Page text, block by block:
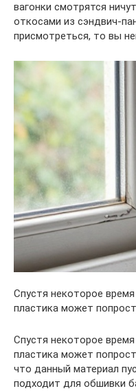
вагонки смотрятся
откосами из сэндвич-
присмотреться, то вы
Спустя некоторое
пластика может
Спустя некоторое
пластика может
что данный материал
подходит для обшивки